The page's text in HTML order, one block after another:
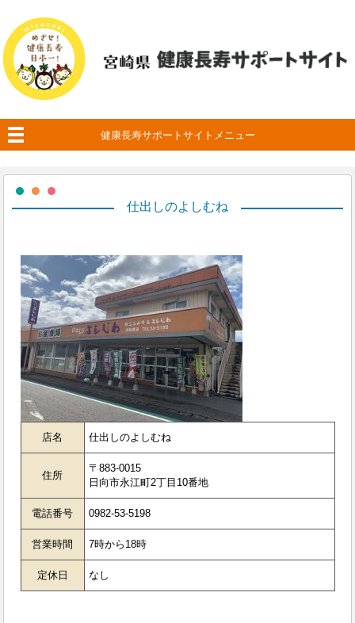
健康長寿サポートサイトメニュー
仕出しのよしむね
店名 仕出しのよしむね
住所
〒883-0015
日向市永江町2丁目10番地
電話番号 0982-53-5198
営業時間 7時から18時
定休日 なし